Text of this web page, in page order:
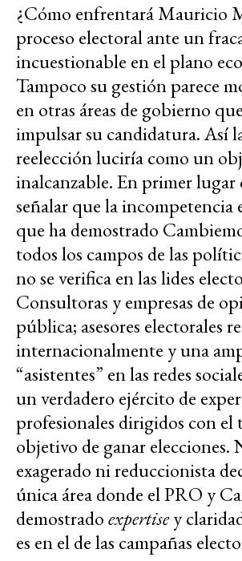
¿Cómo enfrentará Mauricio
proceso electoral ante un
incuestionable en el plano
Tampoco su gestión parece
en otras áreas de gobierno
impulsar su candidatura. Así
reelección luciría como un
inalcanzable. En primer lugar
señalar que la incompetencia
que ha demostrado
todos los campos de las
no se verifica en las lides
Consultoras y empresas de
pública; asesores electorales
internacionalmente y una
“asistentes” en las redes
un verdadero ejército de
profesionales dirigidos con el
objetivo de ganar elecciones.
exagerado ni reduccionista
única área donde el PRO y
demostradoexpertisey
es en el de las campañas